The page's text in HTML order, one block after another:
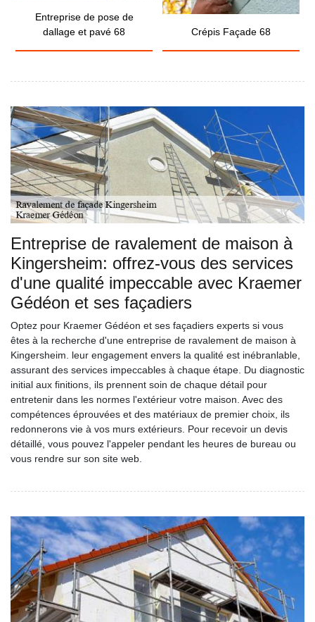
Entreprise de pose de
dallage et pavé 68
Crépis Façade 68
Entreprise de ravalement de maison à
Kingersheim: offrez-vous des services
d'une qualité impeccable avec Kraemer
Gédéon et ses façadiers
Optez pour Kraemer Gédéon et ses façadiers experts si vous
êtes à la recherche d'une entreprise de ravalement de maison à
Kingersheim. leur engagement envers la qualité est inébranlable,
assurant des services impeccables à chaque étape. Du diagnostic
initial aux finitions, ils prennent soin de chaque détail pour
entretenir dans les normes l'extérieur votre maison. Avec des
compétences éprouvées et des matériaux de premier choix, ils
redonnerons vie à vos murs extérieurs. Pour recevoir un devis
détaillé, vous pouvez l'appeler pendant les heures de bureau ou
vous rendre sur son site web.